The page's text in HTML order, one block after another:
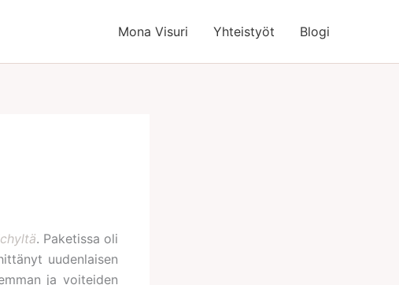
Mona Visuri Yhteistyöt Blogi
. Paketissa oli
uudenlaisen
ja voiteiden